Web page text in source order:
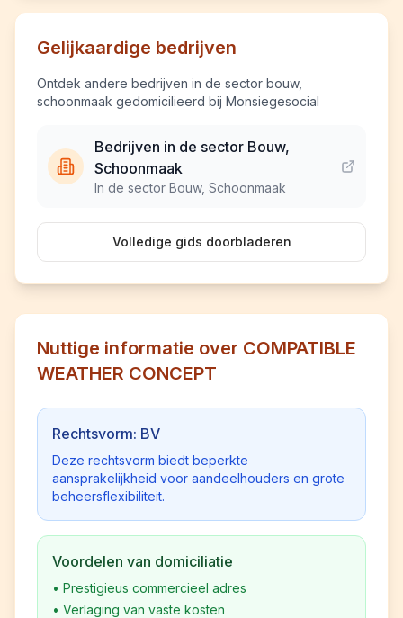
Gelijkaardige bedrijven
Ontdek andere bedrijven in de sector bouw,
schoonmaak gedomicilieerd bij Monsiegesocial
Bedrijven in de sector Bouw,
Schoonmaak
In de sector Bouw, Schoonmaak
Volledige gids doorbladeren
Nuttige informatie over COMPATIBLE
WEATHER CONCEPT
Rechtsvorm: BV
Deze rechtsvorm biedt beperkte
aansprakelijkheid voor aandeelhouders en grote
beheersflexibiliteit.
Voordelen van domiciliatie
• Prestigieus commercieel adres
• Verlaging van vaste kosten